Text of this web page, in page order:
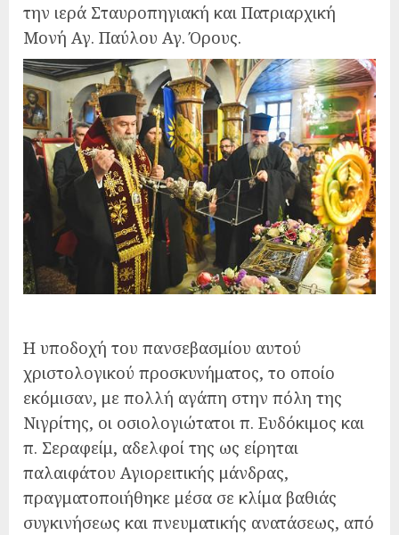
την ιερά Σταυροπηγιακή και Πατριαρχική
Μονή Αγ. Παύλου Αγ. Όρους.
Η υποδοχή του πανσεβασμίου αυτού
χριστολογικού προσκυνήματος, το οποίο
εκόμισαν, με πολλή αγάπη στην πόλη της
Νιγρίτης, οι οσιολογιώτατοι π. Ευδόκιμος και
π. Σεραφείμ, αδελφοί της ως είρηται
παλαιφάτου Αγιορειτικής μάνδρας,
πραγματοποιήθηκε μέσα σε κλίμα βαθιάς
συγκινήσεως και πνευματικής ανατάσεως, από